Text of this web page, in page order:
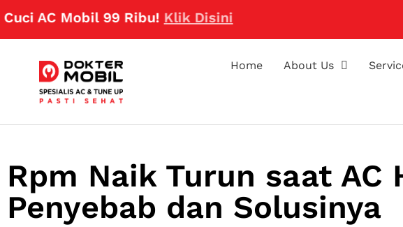
Mobil 99 Ribu! Klik Disini
Home About Us
Rpm Naik Turun saat AC
Penyebab dan Solusinya